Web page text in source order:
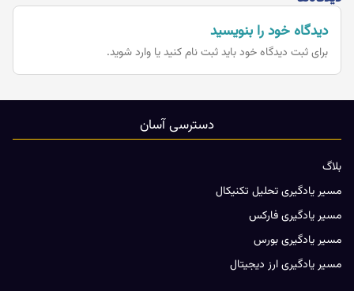
دیدگاه خود را بنویسید
برای ثبت دیدگاه خود بایدثبت نام کنید یا وارد شوید.
دسترسی آسان
بلاگ
مسیر یادگیری تحلیل تکنیکال
مسیر یادگیری فارکس
مسیر یادگیری بورس
مسیر یادگیری ارز دیجیتال